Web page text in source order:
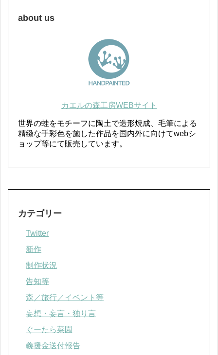
about us
カエルの森工房WEBサイト
世界の蛙をモチーフに陶土で造形焼成、毛筆による
精緻な手彩色を施した作品を国内外に向けてwebシ
ョップ等にて販売しています。
カテゴリー
Twitter
新作
制作状況
告知等
森／旅行／イベント等
妄想・妄言・独り言
ぐーたら菜園
義援金送付報告